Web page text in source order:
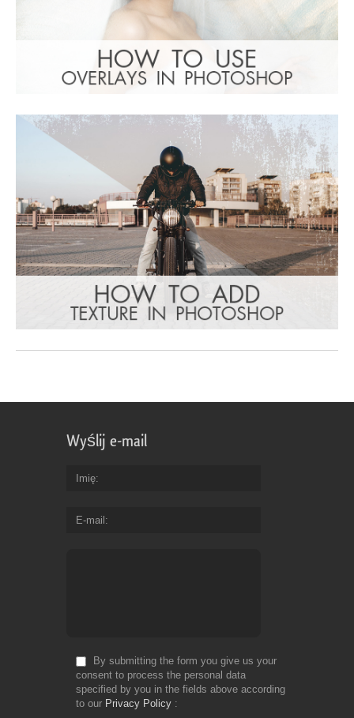
Wyślij e-mail
Imię
E-mail
By submitting the form you give us your
consent to process the personal data
specified by you in the fields above according
to our Privacy Policy